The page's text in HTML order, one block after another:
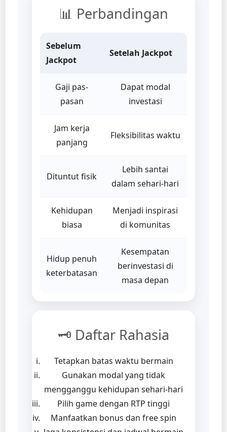
📊 Perbandingan
Sebelum
Jackpot
Setelah Jackpot
Gaji pas-
pasan
Dapat modal
investasi
Jam kerja
panjang
Fleksibilitas waktu
Dituntut fisik
Lebih santai
dalam sehari-hari
Kehidupan
biasa
Menjadi inspirasi
di komunitas
Hidup penuh
keterbatasan
Kesempatan
berinvestasi di
masa depan
🗝️ Daftar Rahasia
Tetapkan batas waktu bermain
Gunakan modal yang tidak
mengganggu kehidupan sehari-hari
Pilih game dengan RTP tinggi
Manfaatkan bonus dan free spin